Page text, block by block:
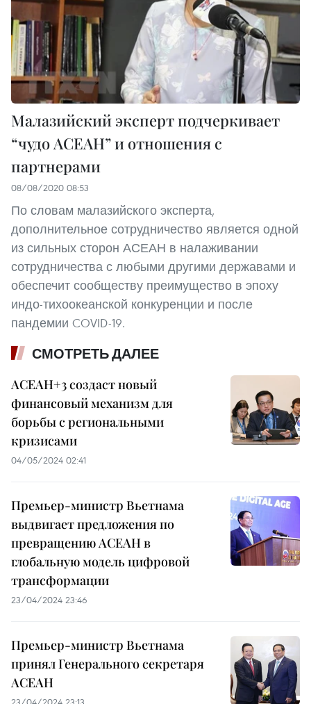
Малазийский эксперт подчеркивает
“чудо АСЕАН” и отношения с
партнерами
08/08/2020 08:53
По словам малазийского эксперта,
дополнительное сотрудничество является одной
из сильных сторон АСЕАН в налаживании
сотрудничества с любыми другими державами и
обеспечит сообществу преимущество в эпоху
индо-тихоокеанской конкуренции и после
пандемии COVID-19.
СМОТРЕТЬ ДАЛЕЕ
АСЕАН+3 создаст новый
финансовый механизм для
борьбы с региональными
кризисами
04/05/2024 02:41
Премьер-министр Вьетнама
выдвигает предложения по
превращению АСЕАН в
глобальную модель цифровой
трансформации
23/04/2024 23:46
Премьер-министр Вьетнама
принял Генерального секретаря
АСЕАН